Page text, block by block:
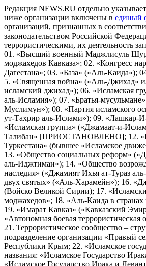
Редакция NEWS.RU отдельно
ниже организации включены в единый
организаций, признанных в
законодательством Российской
террористическими, их деятельность
01. «Высший военный Маджлисуль
моджахедов Кавказа»; 02. «Конгресс
Дагестана»; 03. «База» («Аль-Каида»);
5. «Священная война» («Аль-Джихад»
исламский джихад»); 06. «Исламская
аль-Исламия»); 07. «Братья-
Муслимун»); 08. «Партия исламского
ут-Тахрир аль-Ислами»); 09. «Лашкар-
«Исламская группа» («Джамаат-и-
Талибан» [ПРИОСТАНОВЛЕНО]; 12.
Туркестана» (бывшее «Исламское
13. «Общество социальных реформ»
аль-Иджтимаи»); 14. «Общество
наследия» («Джамият Ихья ат-Тураз
двух святых» («Аль-Харамейн»); 16.
(Войско Великой Сирии); 17.
моджахедов»; 18. «Аль-Каида в
19. «Имарат Кавказ» («Кавказский
«Автономная боевая
21. Террористическое сообщество –
подразделение организации «Правый
Республики Крым; 22. «Исламское
названия: «Исламское Государство
«Исламское Государство Ирака и